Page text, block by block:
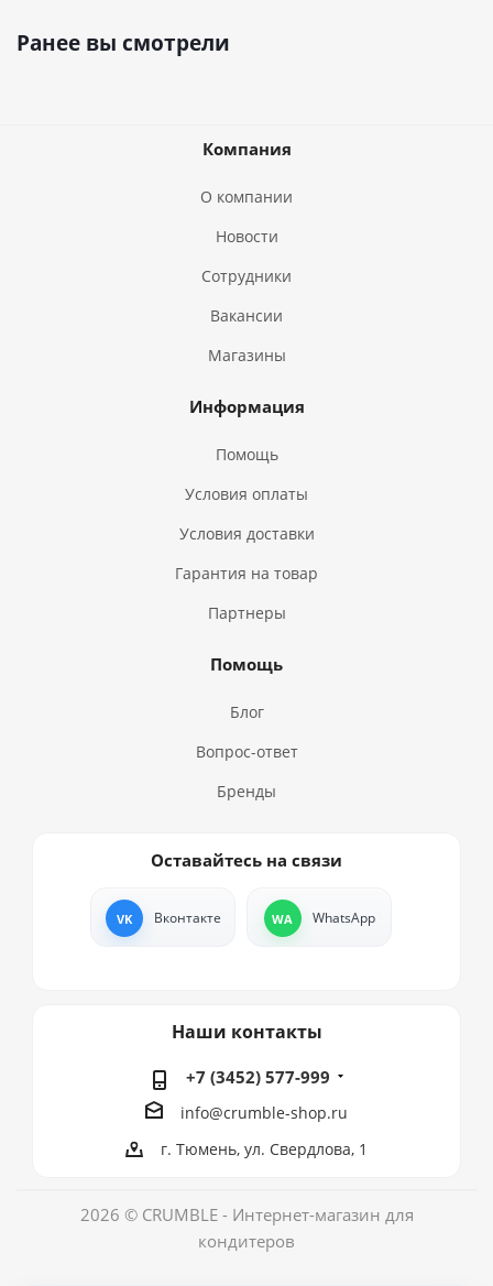
Ранее вы смотрели
Компания
О компании
Новости
Сотрудники
Вакансии
Магазины
Информация
Помощь
Условия оплаты
Условия доставки
Гарантия на товар
Партнеры
Помощь
Блог
Вопрос-ответ
Бренды
Оставайтесь на связи
Вконтакте WhatsApp
Наши контакты
+7 (3452) 577-999
info@crumble-shop.ru
г. Тюмень, ул. Свердлова, 1
2026 © CRUMBLE - Интернет-магазин для
кондитеров